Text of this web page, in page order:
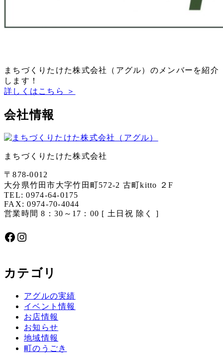
まちづくりたけた株式会社（アグル）のメンバーを紹介
します！
詳しくはこちら ＞
会社情報
まちづくりたけた株式会社
〒878-0012
大分県竹田市大字竹田町572-2 古町kitto ２F
TEL: 0974-64-0175
FAX: 0974-70-4044
営業時間 8：30～17：00 [ 土日祝 除く ]
Facebook Instagram
カテゴリ
アグルの実績
イベント情報
お店情報
お知らせ
地域情報
町のうごき